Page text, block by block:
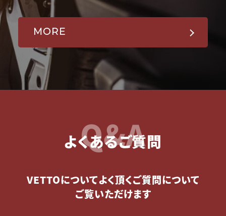
MORE
Q&A
よくあるご質問
VETTOについてよく頂くご質問について
ご覧いただけます